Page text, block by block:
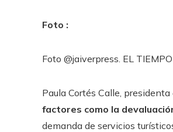
Foto :
Foto @jaiverpress. EL TIEMPO
Paula Cortés Calle,
factores como la
demanda de servicios